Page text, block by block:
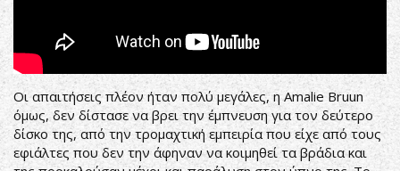
Οι απαιτήσεις πλέον ήταν πολύ μεγάλες, η Amalie Bruun
όμως, δεν δίστασε να βρει την έμπνευση για τον δεύτερο
δίσκο της, από την τρομαχτική εμπειρία που είχε από τους
εφιάλτες που δεν την άφηναν να κοιμηθεί τα βράδια και